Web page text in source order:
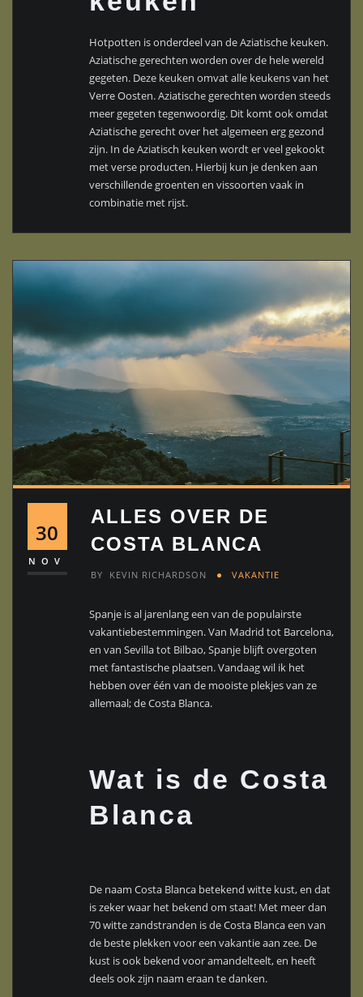
Hotpotten is onderdeel van de Aziatische keuken.
Aziatische gerechten worden over de hele wereld
gegeten. Deze keuken omvat alle keukens van het
Verre Oosten. Aziatische gerechten worden steeds
meer gegeten tegenwoordig. Dit komt ook omdat
Aziatische gerecht over het algemeen erg gezond
zijn. In de Aziatisch keuken wordt er veel gekookt
met verse producten. Hierbij kun je denken aan
verschillende groenten en vissoorten vaak in
combinatie met rijst.
30
NOV
ALLES OVER DE
COSTA BLANCA
BY KEVIN RICHARDSON VAKANTIE
Spanje is al jarenlang een van de populairste
vakantiebestemmingen. Van Madrid tot Barcelona,
en van Sevilla tot Bilbao, Spanje blijft overgoten
met fantastische plaatsen. Vandaag wil ik het
hebben over één van de mooiste plekjes van ze
allemaal; de Costa Blanca.
Wat is de Costa
Blanca
De naam Costa Blanca betekend witte kust, en dat
is zeker waar het bekend om staat! Met meer dan
70 witte zandstranden is de Costa Blanca een van
de beste plekken voor een vakantie aan zee. De
kust is ook bekend voor amandelteelt, en heeft
deels ook zijn naam eraan te danken.